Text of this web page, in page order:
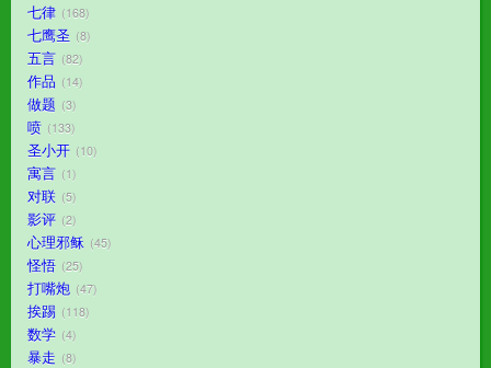
七律 168
七鹰圣 8
五言 82
作品 14
做题 3
喷 133
圣小开 10
寓言 1
对联 5
影评 2
心理邪稣 45
怪悟 25
打嘴炮 47
挨踢 118
数学 4
暴走 8